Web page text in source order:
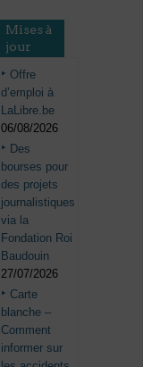
Mises à
jour
Offre
d’emploi à
LaLibre.be
06/08/2026
Des
bourses pour
des projets
journalistiques
via la
Fondation Roi
Baudouin
27/07/2026
Carte
blanche –
Comment
informer sur